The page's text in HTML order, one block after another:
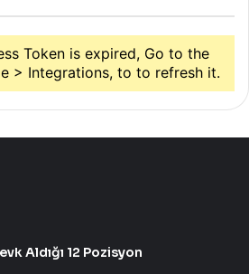
Token is expired, Go to the
> Integrations, to to refresh it.
Aldığı 12 Pozisyon